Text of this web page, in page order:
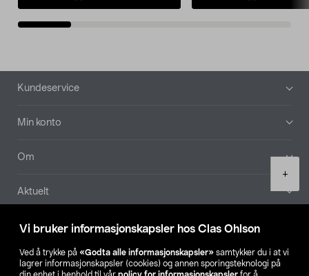
Vi bruker informasjonskapsler hos Clas Ohlson
Ved å trykke på «Godta alle informasjonskapsler» samtykker du i at vi
lagrer informasjonskapsler (cookies) og annen sporingsteknologi på
+
Bunntekst
Kundeservice
Min konto
Om
Aktuelt
Våre selskaper
Finn din butikk